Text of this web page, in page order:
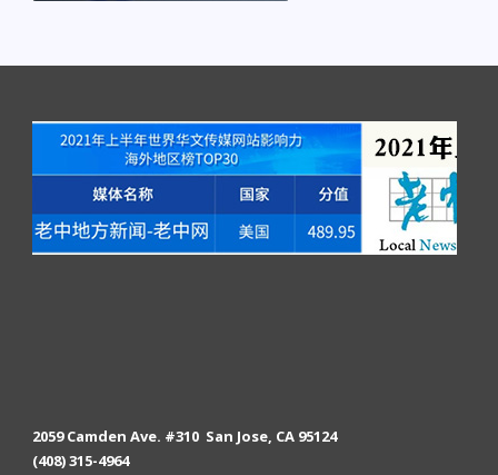
2059 Camden Ave. #310 San Jose, CA 95124
(408) 315-4964